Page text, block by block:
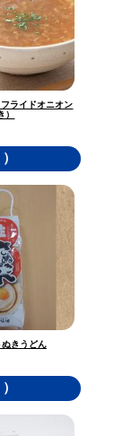
ライドオニオン
）
きうどん